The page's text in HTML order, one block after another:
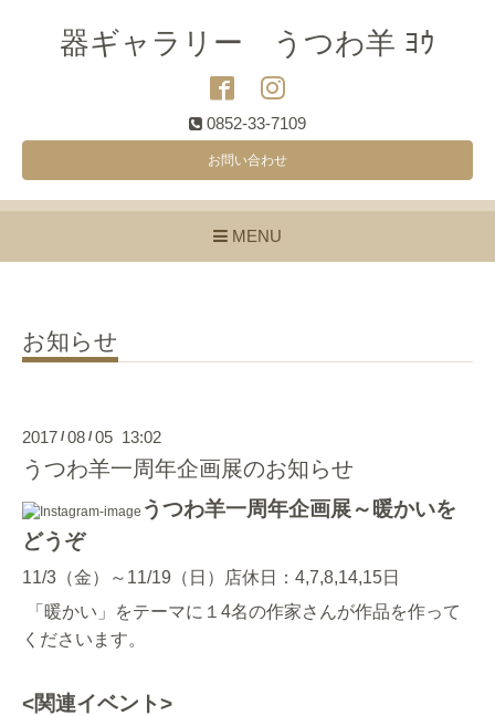
器ギャラリー うつわ羊 ﾖｳ
0852-33-7109
お問い合わせ
MENU
お知らせ
2017 / 08 / 05 13:02
うつわ羊一周年企画展のお知らせ
うつわ羊一周年企画展～暖かいを
どうぞ
11/3（金）～11/19（日）店休日：4,7,8,14,15日
「暖かい」をテーマに１4名の作家さんが作品を作って
くださいます。
<関連イベント>